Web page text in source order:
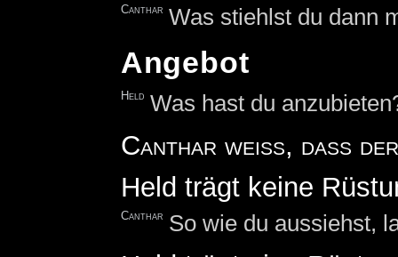
Canthar Was stiehlst du dann
Angebot
Held Was hast du
Canthar weiß, dass
Held trägt keine
Canthar So wie du aussiehst,